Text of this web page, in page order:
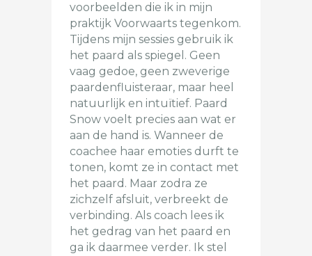
voorbeelden die ik in mijn
praktijk Voorwaarts tegenkom.
Tijdens mijn sessies gebruik ik
het paard als spiegel. Geen
vaag gedoe, geen zweverige
paardenfluisteraar, maar heel
natuurlijk en intuïtief. Paard
Snow voelt precies aan wat er
aan de hand is. Wanneer de
coachee haar emoties durft te
tonen, komt ze in contact met
het paard. Maar zodra ze
zichzelf afsluit, verbreekt de
verbinding. Als coach lees ik
het gedrag van het paard en
ga ik daarmee verder. Ik stel